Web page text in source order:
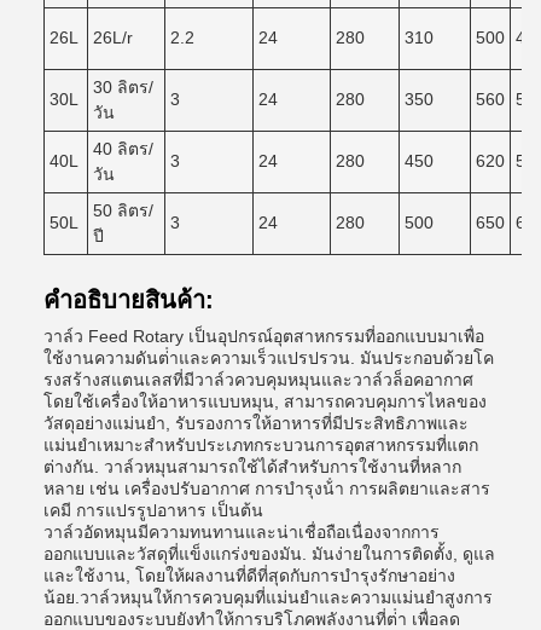
26L 26L/r 2.2 24 280 310 500
30L
30 ลิตร/
วัน
3 24 280 350 560
40L
40 ลิตร/
วัน
3 24 280 450 620
50L
50 ลิตร/
ปี
3 24 280 500 650
คําอธิบายสินค้า:
วาล์ว Feed Rotary เป็นอุปกรณ์อุตสาหกรรมที่ออกแบบมาเพื่อ
ใช้งานความดันต่ําและความเร็วแปรปรวน. มันประกอบด้วยโค
รงสร้างสแตนเลสที่มีวาล์วควบคุมหมุนและวาล์วล็อคอากาศ
โดยใช้เครื่องให้อาหารแบบหมุน, สามารถควบคุมการไหลของ
วัสดุอย่างแม่นยํา, รับรองการให้อาหารที่มีประสิทธิภาพและ
แม่นยําเหมาะสําหรับประเภทกระบวนการอุตสาหกรรมที่แตก
ต่างกัน. วาล์วหมุนสามารถใช้ได้สําหรับการใช้งานที่หลาก
หลาย เช่น เครื่องปรับอากาศ การบํารุงน้ํา การผลิตยาและสาร
เคมี การแปรรูปอาหาร เป็นต้น
วาล์วอัดหมุนมีความทนทานและน่าเชื่อถือเนื่องจากการ
ออกแบบและวัสดุที่แข็งแกร่งของมัน. มันง่ายในการติดตั้ง, ดูแล
และใช้งาน, โดยให้ผลงานที่ดีที่สุดกับการบํารุงรักษาอย่าง
น้อย.วาล์วหมุนให้การควบคุมที่แม่นยําและความแม่นยําสูงการ
ออกแบบของระบบยังทําให้การบริโภคพลังงานที่ต่ํา เพื่อลด